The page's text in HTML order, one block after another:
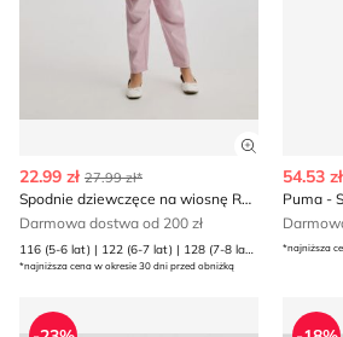
Zobacz
22.99 zł 27.99 zł*
Spodnie dziewczęce na wiosnę Reserved
Darmowa dostwa od 200 zł
116 (5-6 lat) | 122 (6-7 lat) | 128 (7-8 lat) | 134 (8 lat) | 140 (9 lat) | 146 (10 lat) | 152 (11 lat) | 158 (12 lat) | 164 (13 lat)
*najniższa cena w okresie 30 dni przed obniżką
54.53 zł
*najniższa
Spodnie dziewczęce wiosenne